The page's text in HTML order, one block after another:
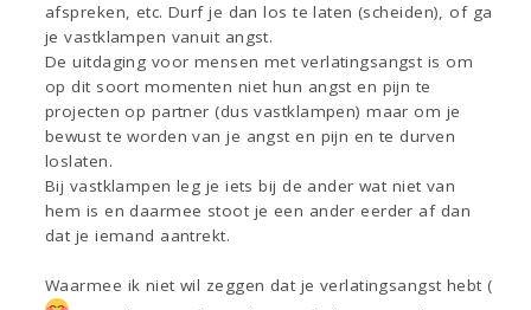
afspreken, etc. Durf je dan los te laten (scheiden), of ga
je vastklampen vanuit angst.
De uitdaging voor mensen met verlatingsangst is om
op dit soort momenten niet hun angst en pijn te
projecten op partner (dus vastklampen) maar om je
bewust te worden van je angst en pijn en te durven
loslaten.
Bij vastklampen leg je iets bij de ander wat niet van
hem is en daarmee stoot je een ander eerder af dan
dat je iemand aantrekt.
Waarmee ik niet wil zeggen dat je verlatingsangst hebt (